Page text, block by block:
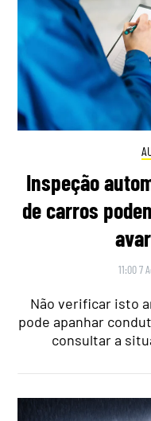
Inspeção
de carros
11:00 7
Não verificar isto
pode apanhar
consultar a